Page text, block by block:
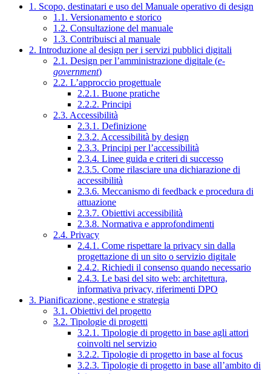
1. Scopo, destinatari e uso del Manuale operativo di design
1.1. Versionamento e storico
1.2. Consultazione del manuale
1.3. Contribuisci al manuale
2. Introduzione al design per i servizi pubblici digitali
2.1. Design per l’amministrazione digitale (e-
government)
2.2. L’approccio progettuale
2.2.1. Buone pratiche
2.2.2. Principi
2.3. Accessibilità
2.3.1. Definizione
2.3.2. Accessibilità by design
2.3.3. Principi per l’accessibilità
2.3.4. Linee guida e criteri di successo
2.3.5. Come rilasciare una dichiarazione di
accessibilità
2.3.6. Meccanismo di feedback e procedura di
attuazione
2.3.7. Obiettivi accessibilità
2.3.8. Normativa e approfondimenti
2.4. Privacy
2.4.1. Come rispettare la privacy sin dalla
progettazione di un sito o servizio digitale
2.4.2. Richiedi il consenso quando necessario
2.4.3. Le basi del sito web: architettura,
informativa privacy, riferimenti DPO
3. Pianificazione, gestione e strategia
3.1. Obiettivi del progetto
3.2. Tipologie di progetti
3.2.1. Tipologie di progetto in base agli attori
coinvolti nel servizio
3.2.2. Tipologie di progetto in base al focus
3.2.3. Tipologie di progetto in base all’ambito di